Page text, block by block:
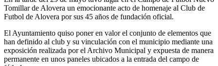
Tomillar de Alovera un emocionante acto de homenaje al Club de
Futbol de Alovera por sus 45 años de fundación oficial.
El Ayuntamiento quiso poner en valor el conjunto de elementos que
han definido al club y su vinculación con el municipio mediante una
exposición realizada por el Archivo Municipal y expuesta de manera
permanente en unos paneles ubicados a la entrada del campo de